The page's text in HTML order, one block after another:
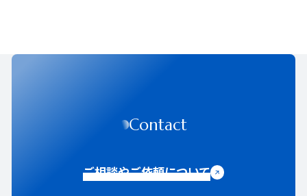
Contact
ご相談やご依頼について